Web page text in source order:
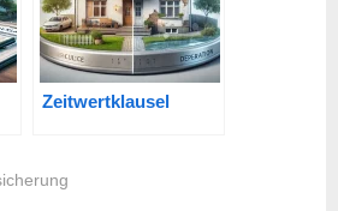
Zeitwertklausel